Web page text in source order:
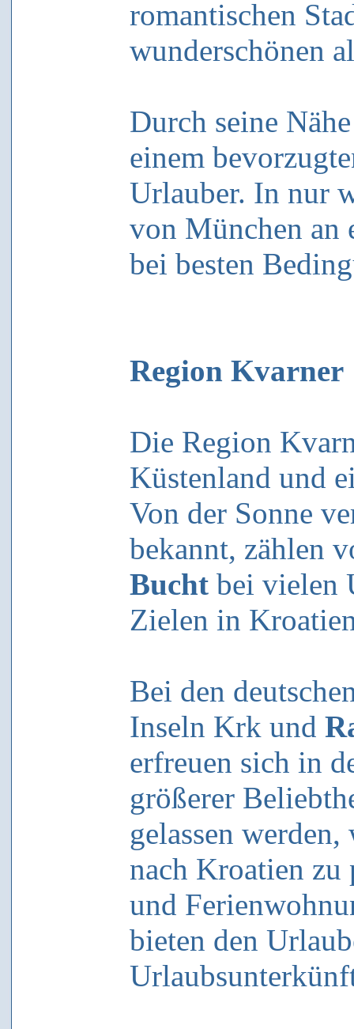
romantischen
wunderschönen
Durch seine
einem
Urlauber. In nur
von München
bei besten
Region Kvarner
Die Region
Küstenland und
Von der Sonne
bekannt, zählen
Bucht bei vielen
Zielen in
Bei den
Inseln Krk und
erfreuen sich in
größerer
gelassen
nach Kroatien zu
und
bieten den